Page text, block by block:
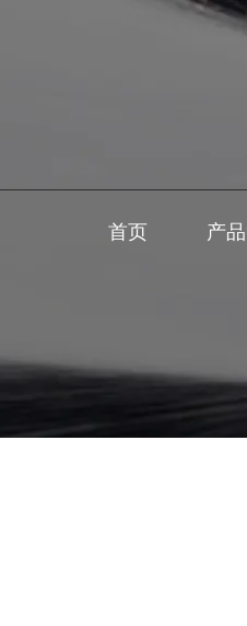
首页 产